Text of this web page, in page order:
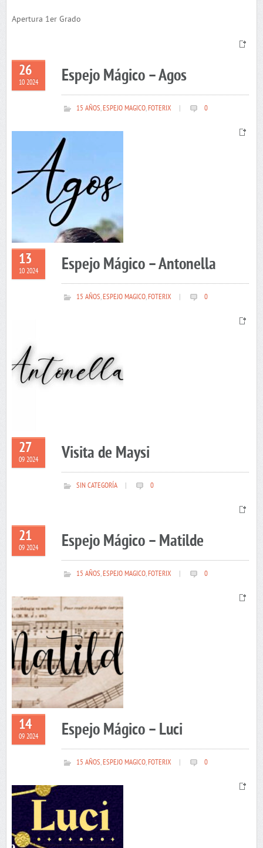
Apertura 1er Grado
26
10 2024 Espejo Mágico – Agos
15 AÑOS,ESPEJO MAGICO,FOTERIX 0
13
10 2024 Espejo Mágico – Antonella
15 AÑOS,ESPEJO MAGICO,FOTERIX 0
27
09 2024 Visita de Maysi
SIN CATEGORÍA 0
21
09 2024 Espejo Mágico – Matilde
15 AÑOS,ESPEJO MAGICO,FOTERIX 0
14
09 2024 Espejo Mágico – Luci
15 AÑOS,ESPEJO MAGICO,FOTERIX 0